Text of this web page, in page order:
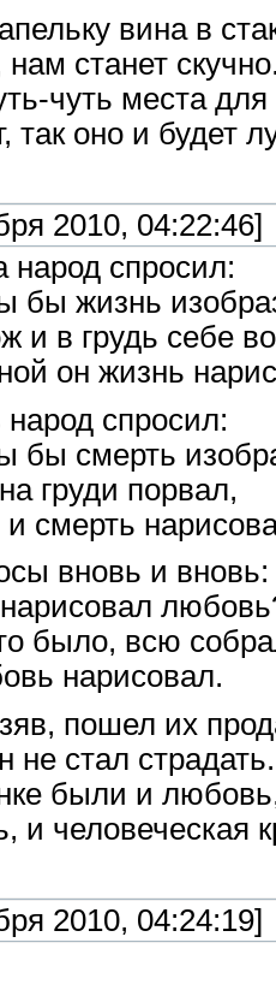
вина в
станет
чуть места
так оно и будет
2010, 04:22:46]
народ спросил:
бы жизнь
и в грудь себе
он жизнь
народ спросил:
бы смерть
груди порвал,
смерть
вновь и вновь:
было, всю
нарисовал.
пошел их
не стал страдать.
были и
и человеческая
2010, 04:24:19]